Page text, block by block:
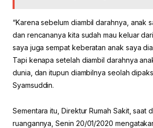
“Karena sebelum diambil darahnya, anak
dan rencananya kita sudah mau keluar
saya juga sempat keberatan anak saya
Tapi kenapa setelah diambil darahnya
dunia, dan itupun diambilnya seolah
Syamsuddin.
Sementara itu, Direktur Rumah Sakit, saat
ruangannya, Senin 20/01/2020